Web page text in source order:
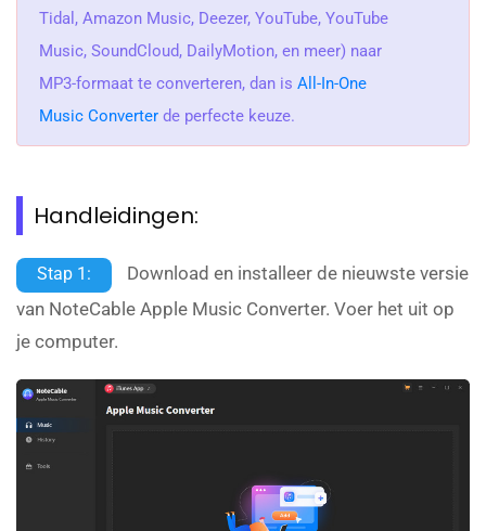
Tidal, Amazon Music, Deezer, YouTube, YouTube
Music, SoundCloud, DailyMotion, en meer) naar
MP3-formaat te converteren, dan is All-In-One
Music Converter de perfecte keuze.
Handleidingen:
Stap 1:
Download en installeer de nieuwste versie
van NoteCable Apple Music Converter. Voer het uit op
je computer.